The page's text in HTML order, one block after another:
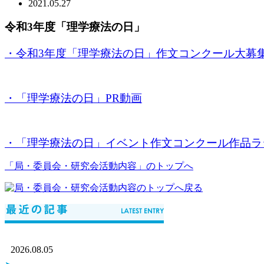
2021.05.27
令和3年度「理学療法の日」
・令和3年度「理学療法の日」作文コンクール大募
・「理学療法の日」PR動画
・「理学療法の日」イベント作文コンクール作品
「局・委員会・研究会活動内容」のトップへ
2026.08.05